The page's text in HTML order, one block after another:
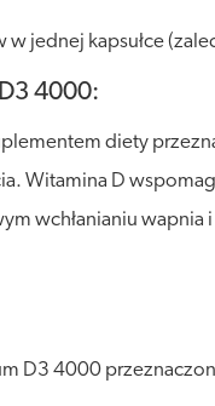
w jednej kapsułce
4000:
diety
Witamina D
wchłanianiu wapnia
D3 4000